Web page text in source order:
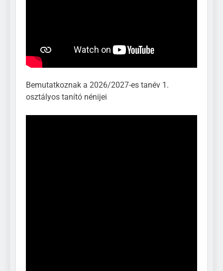
Bemutatkoznak a 2026/2027-es tanév 1.
osztályos tanító nénijei